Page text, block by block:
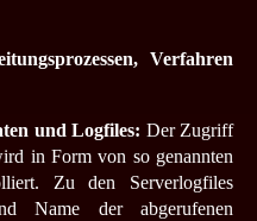
Verfahren
und Logfiles: Der Zugriff
in Form von so genannten
Zu den Serverlogfiles
Name der abgerufenen